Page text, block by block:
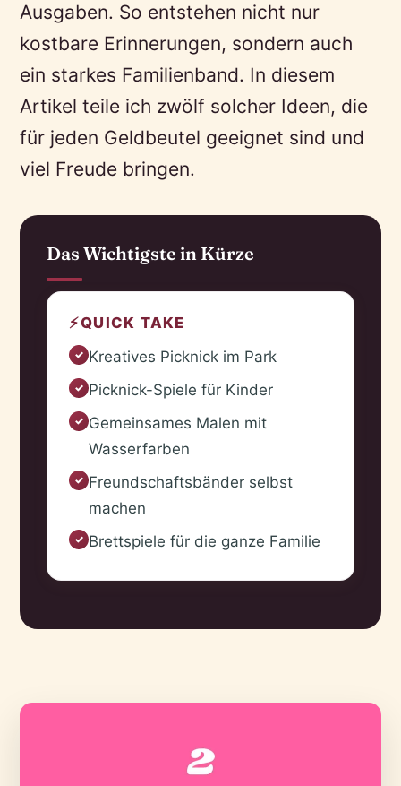
Ausgaben. So entstehen nicht nur
kostbare Erinnerungen, sondern auch
ein starkes Familienband. In diesem
Artikel teile ich zwölf solcher Ideen, die
für jeden Geldbeutel geeignet sind und
viel Freude bringen.
Das Wichtigste in Kürze
⚡QUICK TAKE
✓ Kreatives Picknick im Park
✓ Picknick-Spiele für Kinder
✓ Gemeinsames Malen mit
Wasserfarben
✓ Freundschaftsbänder selbst
machen
✓ Brettspiele für die ganze Familie